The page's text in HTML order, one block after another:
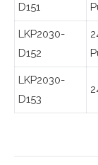
D151
LKP2030-
D152
LKP2030-
D153